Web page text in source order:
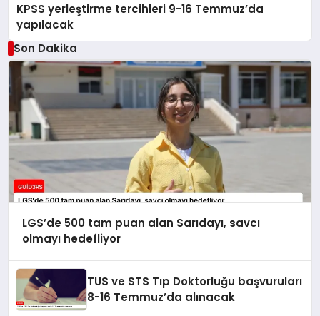
KPSS yerleştirme tercihleri 9-16 Temmuz’da
yapılacak
Son Dakika
LGS’de 500 tam puan alan Sarıdayı, savcı
olmayı hedefliyor
TUS ve STS Tıp Doktorluğu başvuruları
8-16 Temmuz’da alınacak